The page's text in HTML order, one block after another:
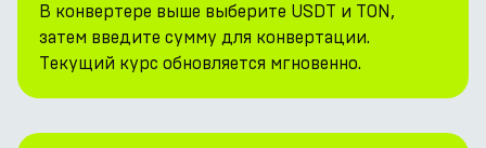
В конвертере выше выберите USDT и TON,
затем введите сумму для конвертации.
Текущий курс обновляется мгновенно.